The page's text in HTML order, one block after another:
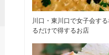
川口・東川口で女子会す
るだけで得するお店